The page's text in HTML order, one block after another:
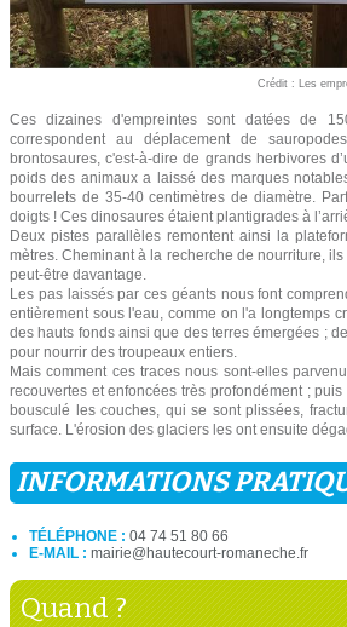
Crédit : Les
Ces dizaines d'empreintes sont datées de
correspondent au déplacement de
brontosaures, c'est-à-dire de grands herbivores
poids des animaux a laissé des marques
bourrelets de 35-40 centimètres de diamètre.
doigts ! Ces dinosaures étaient plantigrades à
Deux pistes parallèles remontent ainsi la
mètres. Cheminant à la recherche de nourriture,
peut-être davantage.
Les pas laissés par ces géants nous font
entièrement sous l'eau, comme on l'a longtemps
des hauts fonds ainsi que des terres émergées ;
pour nourrir des troupeaux entiers.
Mais comment ces traces nous sont-elles
recouvertes et enfoncées très profondément ;
bousculé les couches, qui se sont plissées,
surface. L'érosion des glaciers les ont ensuite
INFORMATIONS
TÉLÉPHONE : 04 74 51 80 66
E-MAIL : mairie@hautecourt-romaneche.fr
Quand ?